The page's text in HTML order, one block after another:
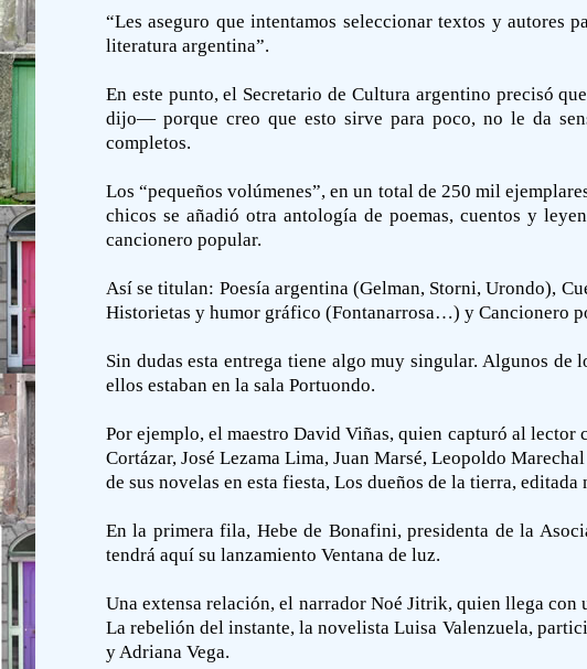
“Les aseguro que intentamos seleccionar textos y
literatura argentina”.
En este punto, el Secretario de Cultura argentino precisó
dijo— porque creo que esto sirve para poco, no le da
completos.
Los “pequeños volúmenes”, en un total de 250 mil
chicos se añadió otra antología de poemas, cuentos y
cancionero popular.
Así se titulan: Poesía argentina (Gelman, Storni, Urondo),
Historietas y humor gráfico (Fontanarrosa…) y Cancionero
Sin dudas esta entrega tiene algo muy singular. Algunos de
ellos estaban en la sala Portuondo.
Por ejemplo, el maestro David Viñas, quien capturó al
Cortázar, José Lezama Lima, Juan Marsé, Leopoldo
de sus novelas en esta fiesta, Los dueños de la tierra,
En la primera fila, Hebe de Bonafini, presidenta de la
tendrá aquí su lanzamiento Ventana de luz.
Una extensa relación, el narrador Noé Jitrik, quien llega con
La rebelión del instante, la novelista Luisa Valenzuela,
y Adriana Vega.